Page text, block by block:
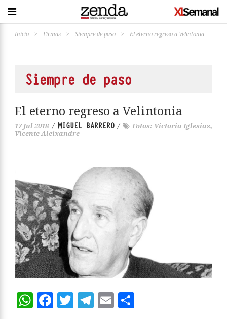
Inicio > Firmas > Siempre de paso > El eterno regreso a Velintonia
Siempre de paso
El eterno regreso a Velintonia
17 Jul 2018 / MIGUEL BARRERO / Fotos: Victoria Iglesias,
Vicente Aleixandre
WhatsApp
Facebook
Twitter
Telegram
Email